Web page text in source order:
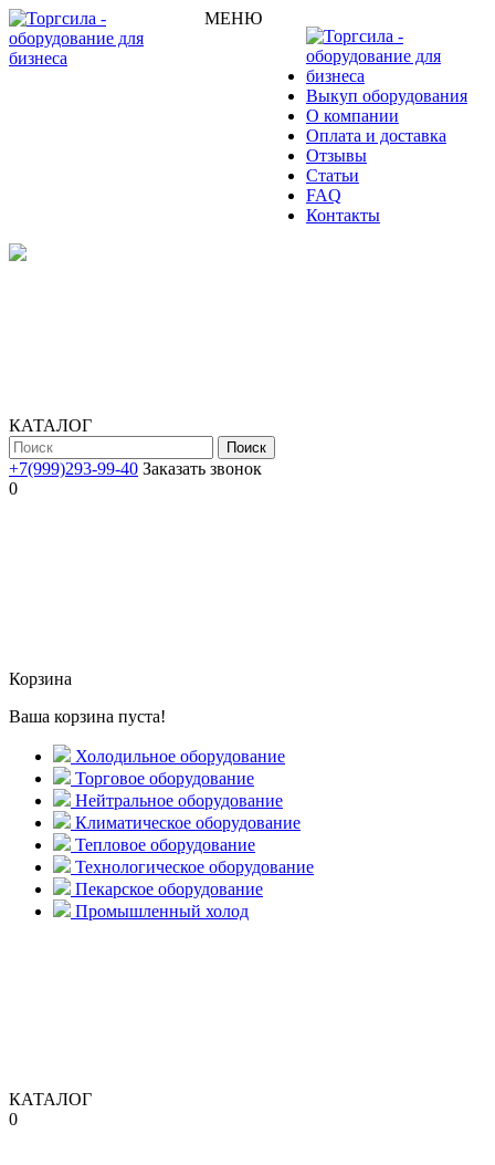
МЕНЮ
Выкуп оборудования
О компании
Оплата и доставка
Отзывы
Статьи
FAQ
Контакты
КАТАЛОГ
Поиск
+7(999)293-99-40 Заказать звонок
0
Корзина
Ваша корзина пуста!
Холодильное оборудование
Торговое оборудование
Нейтральное оборудование
Климатическое оборудование
Тепловое оборудование
Технологическое оборудование
Пекарское оборудование
Промышленный холод
КАТАЛОГ
0